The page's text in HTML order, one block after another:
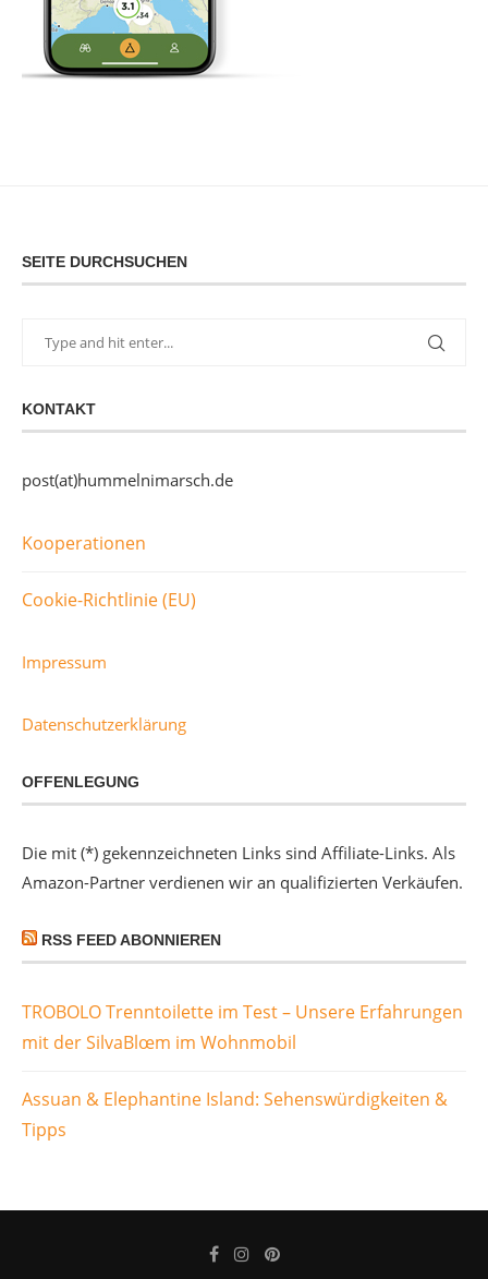
SEITE DURCHSUCHEN
KONTAKT
post(at)hummelnimarsch.de
Kooperationen
Cookie-Richtlinie (EU)
Impressum
Datenschutzerklärung
OFFENLEGUNG
Die mit (*) gekennzeichneten Links sind Affiliate-Links. Als
Amazon-Partner verdienen wir an qualifizierten Verkäufen.
RSS FEED ABONNIEREN
TROBOLO Trenntoilette im Test – Unsere Erfahrungen
mit der SilvaBlœm im Wohnmobil
Assuan & Elephantine Island: Sehenswürdigkeiten &
Tipps